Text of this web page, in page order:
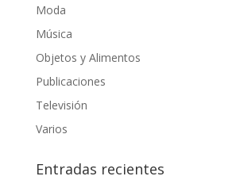
Moda
Música
Objetos y Alimentos
Publicaciones
Televisión
Varios
Entradas recientes